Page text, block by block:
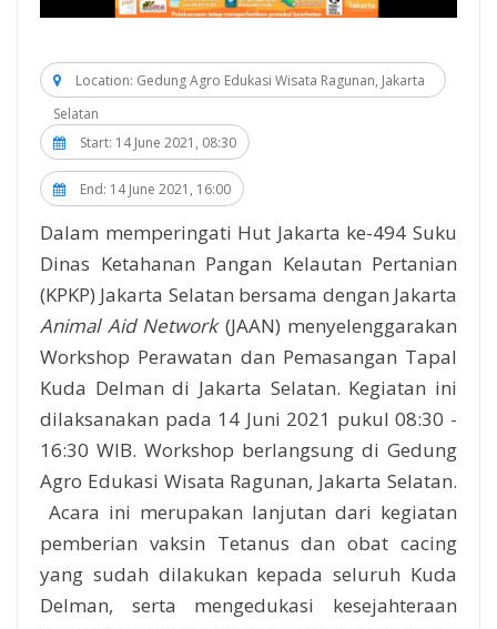
Location: Gedung Agro Edukasi Wisata Ragunan, Jakarta
Selatan
Start: 14 June 2021, 08:30
End: 14 June 2021, 16:00
Dalam memperingati Hut Jakarta ke-494 Suku
Dinas Ketahanan Pangan Kelautan Pertanian
(KPKP) Jakarta Selatan bersama dengan Jakarta
Animal Aid Network(JAAN) menyelenggarakan
Workshop Perawatan dan Pemasangan Tapal
Kuda Delman di Jakarta Selatan. Kegiatan ini
dilaksanakan pada 14 Juni 2021 pukul 08:30 -
16:30 WIB. Workshop berlangsung di Gedung
Agro Edukasi Wisata Ragunan, Jakarta Selatan.
Acara ini merupakan lanjutan dari kegiatan
pemberian vaksin Tetanus dan obat cacing
yang sudah dilakukan kepada seluruh Kuda
Delman, serta mengedukasi kesejahteraan